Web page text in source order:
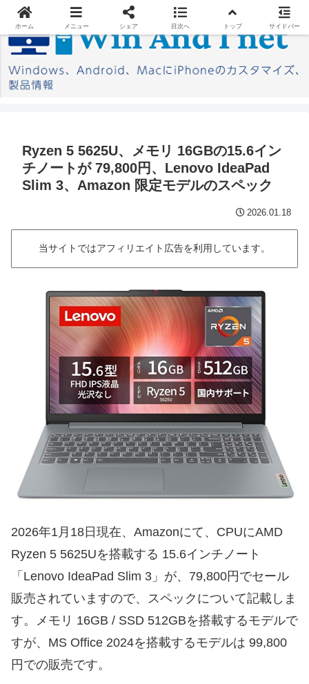
Ryzen 5 5625U、メモリ 16GBの15.6イン
チノートが 79,800円、Lenovo IdeaPad
Slim 3、Amazon 限定モデルのスペック
2026.01.18
当サイトではアフィリエイト広告を利用しています。
2026年1月18日現在、Amazonにて、CPUにAMD
Ryzen 5 5625Uを搭載する 15.6インチノート
「Lenovo IdeaPad Slim 3」が、79,800円でセール
販売されていますので、スペックについて記載しま
す。メモリ 16GB / SSD 512GBを搭載するモデルで
すが、MS Office 2024を搭載するモデルは 99,800
円での販売です。
ホーム メニュー シェア 目次へ トップ サイドバー